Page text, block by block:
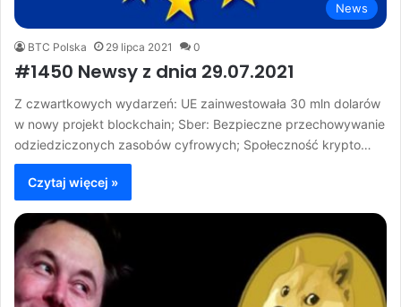
News
BTC Polska 29 lipca 2021 0
#1450 Newsy z dnia 29.07.2021
Z czwartkowych wydarzeń: UE zainwestowała 30 mln dolarów
w nowy projekt blockchain; Sber: Bezpieczne przechowywanie
odziedziczonych zasobów cyfrowych; Społeczność krypto…
Czytaj więcej »